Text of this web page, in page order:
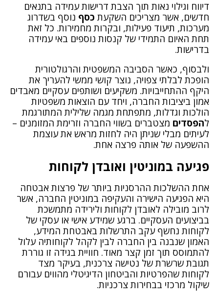
דיווח וגילוי נאות תוך הצבת דרישות עמידה בתנאים
חדשים, אשר מצריכים השקעתכסף נוסף בשדרוג
מערכות, תיעוד פעילות, ובקרות מחמירות. כל זאת
תחת האיום התמידי של קנסות נוספים באי עמידה
בדרישות.
ולבסוף, כאשר הסביבה המשפטית והרגולטורית
הופכת לבלתי צפויה, נוצר קושי ממשי להעריך את
היקף ההתחייבויות. משקיעים ושותפים עסקיים מאבדים
אמון ביציבות החברה, ויחד עם הוצאות משפטיות
הולכות וגדלות, מתפתחת מגמה שלילית המתורגמת
להפסדים מצטברים בשווי החברה וזרימת המזומנים –
לעיתים מבלי שניתן היה לחזות מראש את עוצמת
ההשפעה של אותה פרצה אחת.
פגיעה במוניטין ואובדן לקוחות
אחת ההשלכות ההרסניות ביותר של פרצות אבטחה
היא הפגיעה הישירה והעקיפה במוניטין החברה, אשר
לרוב מובילה לאובדן לקוחות ולירידה מתמשכת
בביצועים העסקיים. ברגע שמידע אישי או עסקי של
לקוחות נחשף עקב התרשלות באבטחת המידע,
האמון שנבנה בין החברה לבין לקהל לקוחותיה עלול
להתמוסס תוך זמן קצר מאוד. חוויית בגידה זו גוררת
תגובת שרשרת של נטישה צרכנית, בעיקר מצד
לקוחות שהפרטיות והביטחון הדיגיטלי מהווים עבורם
שיקול מרכזי בבחירות צרכניות.